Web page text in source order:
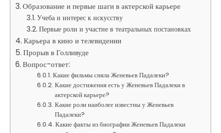
Образование и первые шаги в актерской карьере
Учеба и интерес к искусству
Первые роли и участие в театральных постановках
Карьера в кино и телевидении
Прорыв в Голливуде
Вопрос-ответ:
Какие фильмы сняла Женевьев Падалеки?
Какие достижения есть у Женевьев Падалеки в
актерской карьере?
Какие роли наиболее известны у Женевьев
Падалеки?
Какие факты из биографии Женевьев Падалеки